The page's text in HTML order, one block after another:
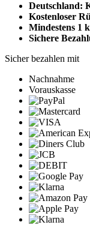
Deutschland:
Kostenloser
Mindestens 1
Sichere
Sicher bezahlen mit
Nachnahme
Vorauskasse